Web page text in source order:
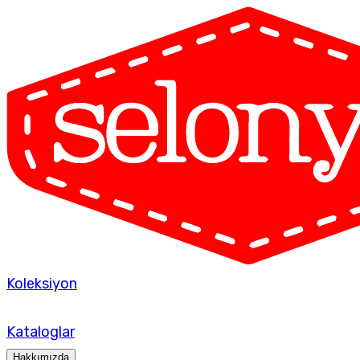
Koleksiyon
Kataloglar
Hakkımızda